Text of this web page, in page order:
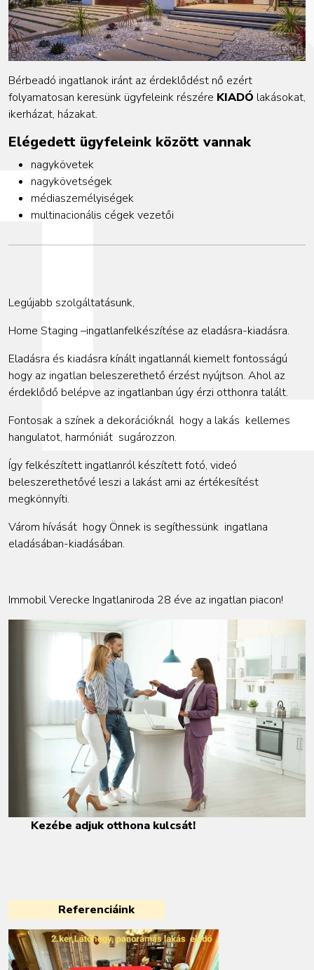
Bérbeadó ingatlanok iránt az érdeklődést nő ezért
folyamatosan keresünk ügyfeleink részére KIADÓ lakásokat,
ikerházat, házakat.
Elégedett ügyfeleink között vannak
nagykövetek
nagykövetségek
médiaszemélyiségek
multinacionális cégek vezetői
Legújabb szolgáltatásunk,
Home Staging –ingatlanfelkészítése az eladásra-kiadásra.
Eladásra és kiadásra kínált ingatlannál kiemelt fontosságú
hogy az ingatlan beleszerethető érzést nyújtson. Ahol az
érdeklődő belépve az ingatlanban úgy érzi otthonra talált.
Fontosak a színek a dekorációknál hogy a lakás kellemes
hangulatot, harmóniát sugározzon.
Így felkészített ingatlanról készített fotó, videó
beleszerethetővé leszi a lakást ami az értékesítést
megkönnyíti.
Várom hívását hogy Önnek is segíthessünk ingatlana
eladásában-kiadásában.
Immobil Verecke Ingatlaniroda 28 éve az ingatlan piacon!
Kezébe adjuk otthona kulcsát!
Referenciáink